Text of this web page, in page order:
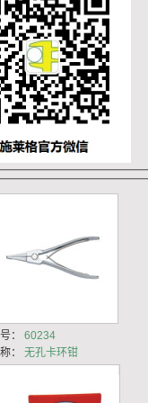
： 60234
： 无孔卡环钳